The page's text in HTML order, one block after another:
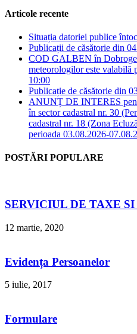
Articole recente
Situația datoriei publice
Publicații de căsătorie din
COD GALBEN în
meteorologilor este valabilă
10:00
Publicație de căsătorie din
ANUNȚ DE INTERES
în sector cadastral nr. 30
cadastral nr. 18 (Zona
perioada 03.08.2026-
POSTĂRI POPULARE
SERVICIUL DE TAXE
12 martie, 2020
Evidența Persoanelor
5 iulie, 2017
Formulare